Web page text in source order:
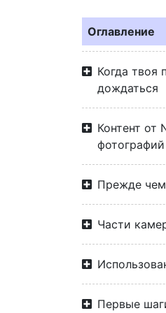
Оглавление
Когда твоя
дождаться
Контент от
фотографий
Прежде
Части
Первые